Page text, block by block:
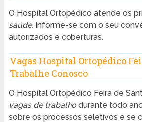
O Hospital Ortopédico atende os
saúde.Informe-se com o seu
autorizados e coberturas.
Vagas Hospital Ortopédico
Trabalhe Conosco
O Hospital Ortopédico Feira de
vagas de trabalhodurante todo
sobre os processos seletivos e se